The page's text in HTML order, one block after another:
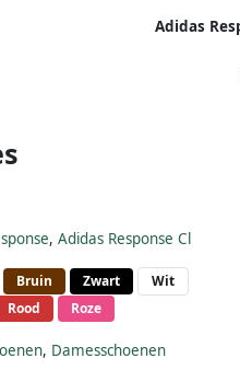
Adidas
, Adidas Response Cl
Bruin Zwart
Wit
Rood Roze
, Damesschoenen